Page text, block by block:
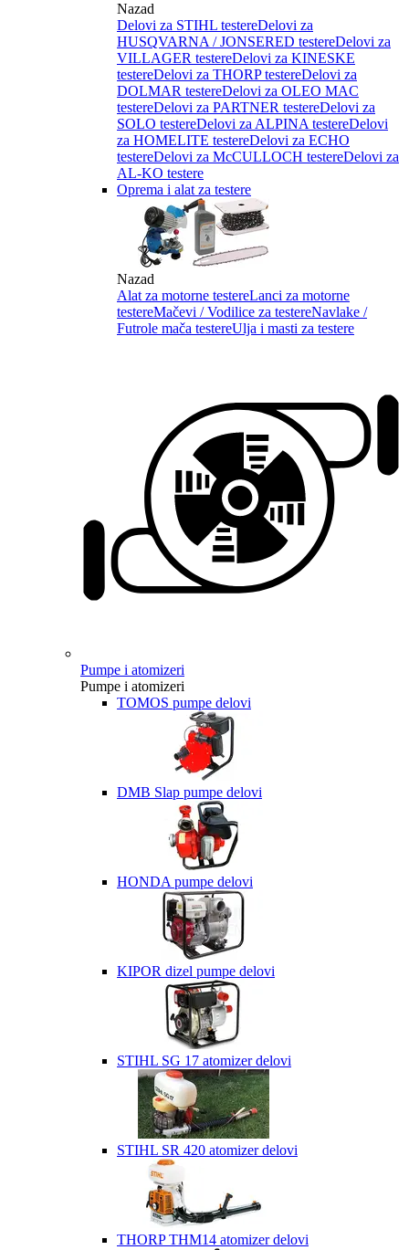
Nazad
Delovi za STIHL testereDelovi za
HUSQVARNA / JONSERED testereDelovi za
VILLAGER testereDelovi za KINESKE
testereDelovi za THORP testereDelovi za
DOLMAR testereDelovi za OLEO MAC
testereDelovi za PARTNER testereDelovi za
SOLO testereDelovi za ALPINA testereDelovi
za HOMELITE testereDelovi za ECHO
testereDelovi za McCULLOCH testereDelovi za
AL-KO testere
Oprema i alat za testere
Nazad
Alat za motorne testereLanci za motorne
testereMačevi / Vodilice za testereNavlake /
Futrole mača testereUlja i masti za testere
Pumpe i atomizeri
Pumpe i atomizeri
TOMOS pumpe delovi
DMB Slap pumpe delovi
HONDA pumpe delovi
KIPOR dizel pumpe delovi
STIHL SG 17 atomizer delovi
STIHL SR 420 atomizer delovi
THORP THM14 atomizer delovi